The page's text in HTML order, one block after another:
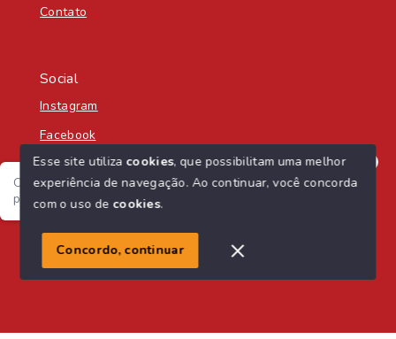
Olá! Seja bem-vindo á Nascente Sul Imobiliária! :) Como
posso te ajudar?
Contato
Social
Instagram
Facebook
© Copyright 2026 - Nascente Sul Imobiliária - Todos os
SITE PARA IMOBILIARIA
Esse site utiliza cookies, que possibilitam uma melhor
experiência de navegação. Ao continuar, você concorda
com o uso de cookies.
Concordo, continuar